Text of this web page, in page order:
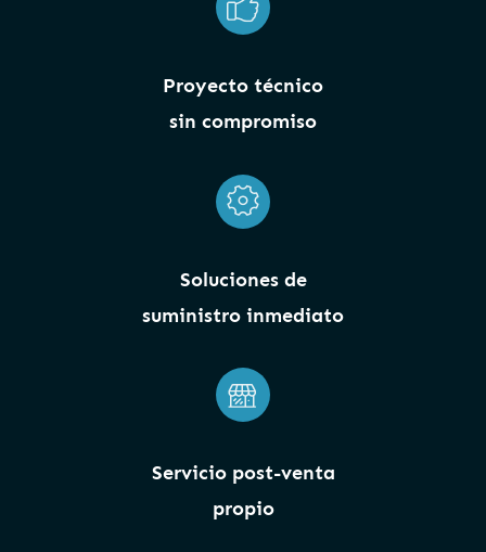
Proyecto técnico
sin compromiso
Soluciones de
suministro inmediato
Servicio post-venta
propio